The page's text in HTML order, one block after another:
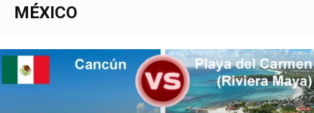
Thru
MÉXICO